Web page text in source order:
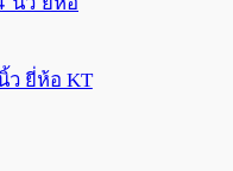
ว ยี่ห้อ KT